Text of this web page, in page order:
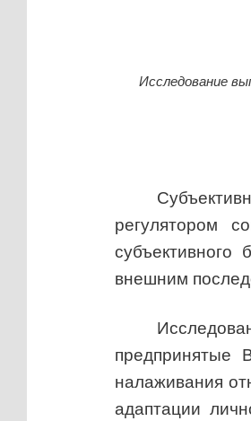
Исследование
регулятором
внешним
предпринятые
налаживания
адаптации